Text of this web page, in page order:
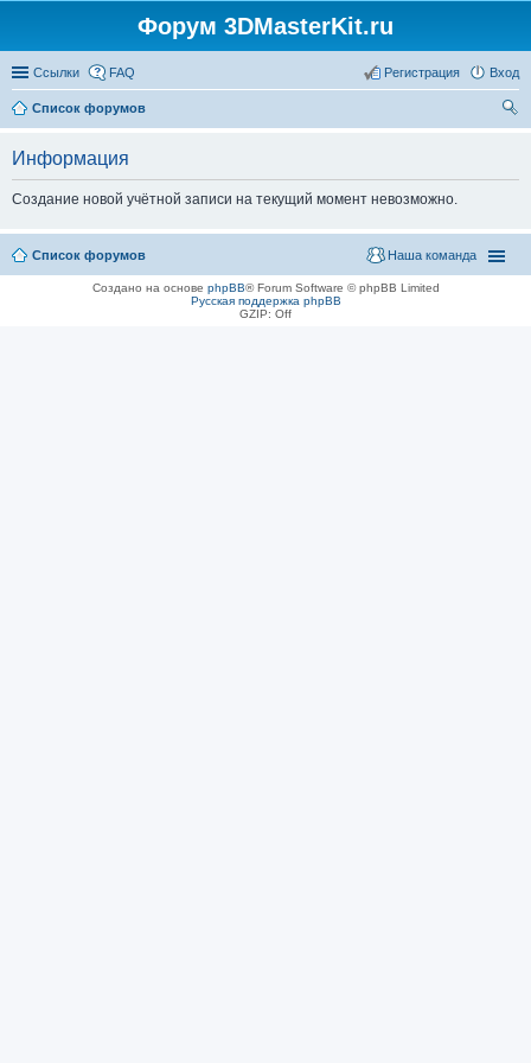
Форум 3DMasterKit.ru
Ссылки FAQ Вход
Регистрация
Список форумов
Информация
Создание новой учётной записи на текущий момент невозможно.
Список форумов Наша команда
Создано на основе phpBB® Forum Software © phpBB Limited
Русская поддержка phpBB
GZIP: Off